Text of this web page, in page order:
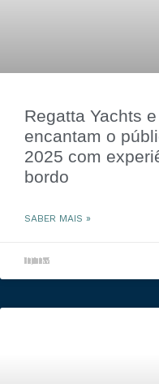
Regatta Yachts
encantam o
2025 com
bordo
SABER MAIS »
18 de julho de 2025